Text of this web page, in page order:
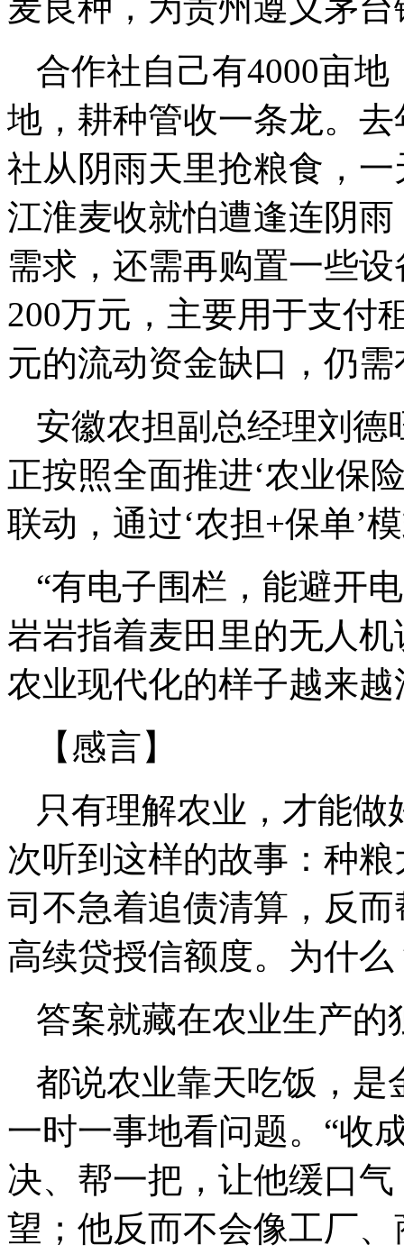
合作社自己有4000亩
地，耕种管收一条龙。
社从阴雨天里抢粮食，
江淮麦收就怕遭逢连阴
需求，还需再购置一些
200万元，主要用于支付
元的流动资金缺口，仍
安徽农担副总经理刘德
正按照全面推进‘农业保
联动，通过‘农担+保单’
“有电子围栏，能避开
岩岩指着麦田里的无人
农业现代化的样子越来
【感言】
只有理解农业，才能
次听到这样的故事：种
司不急着追债清算，反
高续贷授信额度。为什么
答案就藏在农业生产的
都说农业靠天吃饭，是
一时一事地看问题。“收
决、帮一把，让他缓口
望；他反而不会像工厂